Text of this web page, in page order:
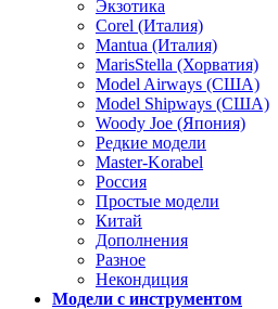
Экзотика
Corel (Италия)
Mantua (Италия)
MarisStella (Хорватия)
Model Airways (США)
Model Shipways (США)
Woody Joe (Япония)
Редкие модели
Master-Korabel
Россия
Простые модели
Китай
Дополнения
Разное
Некондиция
Модели с инструментом